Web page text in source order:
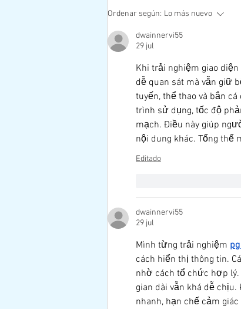
Evelina Cabrera: Del
suicidio a ser ovacionada
ONU
Ordenar según: Lo más nuevo
dwainnervi55
29 jul
Khi trải nghiệm giao
dễ quan sát mà vẫn giữ
tuyến, thể thao và bắn
trình sử dụng, tốc độ
mạch. Điều này giúp
nội dung khác. Tổng thể
Editado
dwainnervi55
29 jul
Mình từng trải nghiệm
cách hiển thị thông tin.
nhờ cách tổ chức hợp
gian dài vẫn khá dễ
nhanh, hạn chế cảm